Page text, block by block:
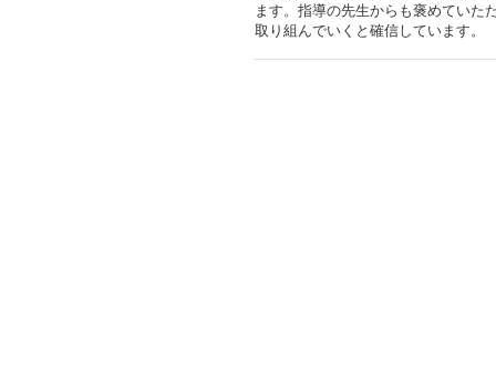
ます。指導の先生からも褒めていた
取り組んでいくと確信しています。